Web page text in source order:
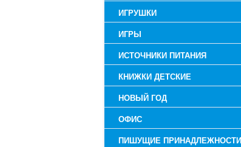
ИГРУШКИ
ИГРЫ
ИСТОЧНИКИ ПИТАНИЯ
КНИЖКИ ДЕТСКИЕ
НОВЫЙ ГОД
ОФИС
ПИШУЩИЕ ПРИНАДЛЕЖНОСТИ